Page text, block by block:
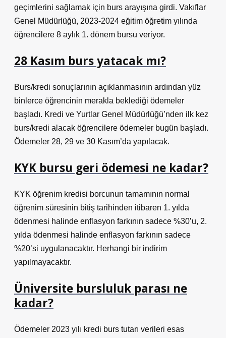
geçimlerini sağlamak için burs arayışına girdi. Vakıflar
Genel Müdürlüğü, 2023-2024 eğitim öğretim yılında
öğrencilere 8 aylık 1. dönem bursu veriyor.
28 Kasım burs yatacak mı?
Burs/kredi sonuçlarının açıklanmasının ardından yüz
binlerce öğrencinin merakla beklediği ödemeler
başladı. Kredi ve Yurtlar Genel Müdürlüğü’nden ilk kez
burs/kredi alacak öğrencilere ödemeler bugün başladı.
Ödemeler 28, 29 ve 30 Kasım’da yapılacak.
KYK bursu geri ödemesi ne kadar?
KYK öğrenim kredisi borcunun tamamının normal
öğrenim süresinin bitiş tarihinden itibaren 1. yılda
ödenmesi halinde enflasyon farkının sadece %30’u, 2.
yılda ödenmesi halinde enflasyon farkının sadece
%20’si uygulanacaktır. Herhangi bir indirim
yapılmayacaktır.
Üniversite bursluluk parası ne
kadar?
Ödemeler 2023 yılı kredi burs tutarı verileri esas